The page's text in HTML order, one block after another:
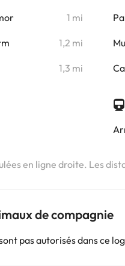
1 mi
1,2 mi
1,3 mi
en ligne droite. Les
de compagnie
pas autorisés dans ce